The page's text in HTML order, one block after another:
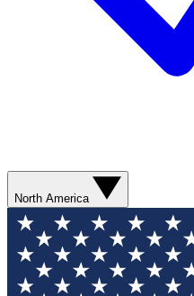
North America